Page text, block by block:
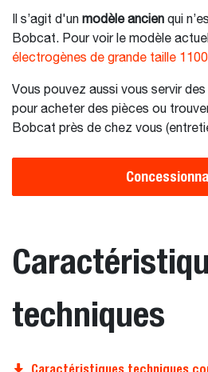
Il s’agit d'un modèle ancien qui
Bobcat. Pour voir le modèle
électrogènes de grande taille
Vous pouvez aussi vous servir
pour acheter des pièces ou
Bobcat près de chez vous
techniques